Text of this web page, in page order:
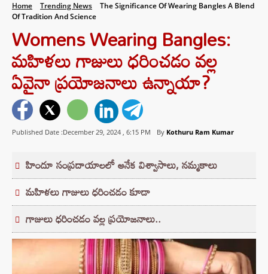
Home Trending News
The Significance Of Wearing Bangles A Blend
Of Tradition And Science
Womens Wearing Bangles:
మహిళలు గాజులు ధరించడం వల్ల
ఏవైనా ప్రయోజనాలు ఉన్నాయా?
Published Date :December 29, 2024 , 6:15 PM By Kothuru Ram Kumar
హిందూ సంప్రదాయాలలో అనేక విశ్వాసాలు, నమ్మకాలు
మహిళలు గాజులు ధరించడం కూడా
గాజులు ధరించడం వల్ల ప్రయోజనాలు..